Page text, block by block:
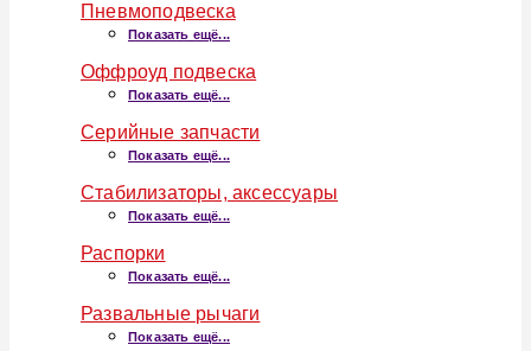
Пневмоподвеска
Показать ещё...
Оффроуд подвеска
Показать ещё...
Серийные запчасти
Показать ещё...
Стабилизаторы, аксессуары
Показать ещё...
Распорки
Показать ещё...
Развальные рычаги
Показать ещё...